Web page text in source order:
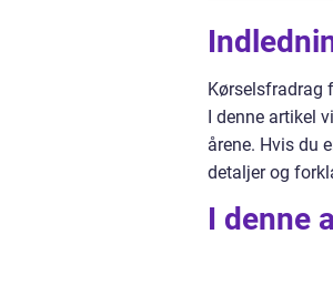
Kørselsfradrag
I denne artikel
årene. Hvis du
detaljer og
I denne